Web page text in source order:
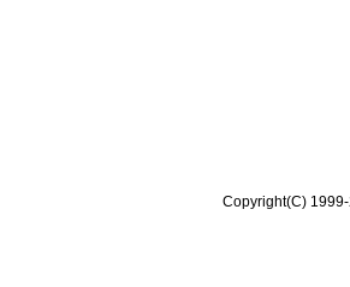
Copyright(C)